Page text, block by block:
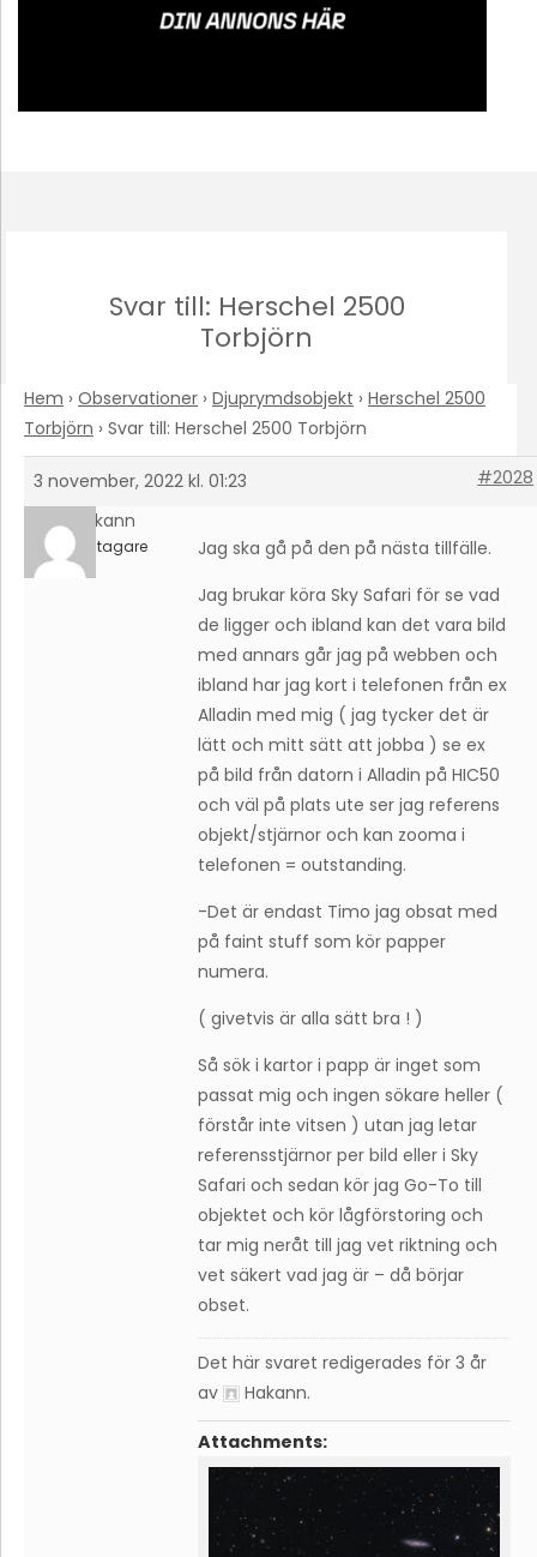
Svar till: Herschel 2500
Torbjörn
Hem › Observationer › Djuprymdsobjekt › Herschel 2500
Torbjörn › Svar till: Herschel 2500 Torbjörn
3 november, 2022 kl. 01:23
#2028
Hakann
Deltagare
Jag ska gå på den på nästa tillfälle.
Jag brukar köra Sky Safari för se vad
de ligger och ibland kan det vara bild
med annars går jag på webben och
ibland har jag kort i telefonen från ex
Alladin med mig ( jag tycker det är
lätt och mitt sätt att jobba ) se ex
på bild från datorn i Alladin på HIC50
och väl på plats ute ser jag referens
objekt/stjärnor och kan zooma i
telefonen = outstanding.
-Det är endast Timo jag obsat med
på faint stuff som kör papper
numera.
( givetvis är alla sätt bra ! )
Så sök i kartor i papp är inget som
passat mig och ingen sökare heller (
förstår inte vitsen ) utan jag letar
referensstjärnor per bild eller i Sky
Safari och sedan kör jag Go-To till
objektet och kör lågförstoring och
tar mig neråt till jag vet riktning och
vet säkert vad jag är – då börjar
obset.
Det här svaret redigerades för 3 år
av
Hakann.
Attachments: